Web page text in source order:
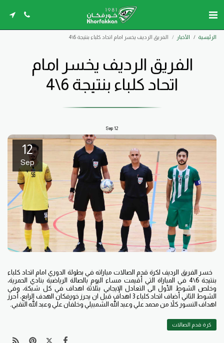
الرئيسية الأخبار الفريق الرديف يخسر امام اتحاد كلباء بنتيجة 6\4
الفريق الرديف يخسر امام
اتحاد كلباء بنتيجة 6\4
12
Sep
12
Sep
خسر الفريق الرديف لكرة قدم الصالات مباراته في بطولة الدوري امام اتحاد كلباء
بنتيجة 6\4 في المباراة التي أقيمت مساء اليوم بالصالة الرياضية بنادي الحمرية،
وخلص الشوط الأول الى التعادل الإيجابي بثلاثة اهداف في كل شبكة، وفي
الشوط الثاني أضاف اتحاد كلباء 3 اهداف قبل ان يحرز خورفكان الهدف الرابع، أحرز
اهداف النسور كلاً من محمد علي وعبد الله الشمبيلي وخلفان علي وعبد الله النقبي.
كرة قدم الصالات